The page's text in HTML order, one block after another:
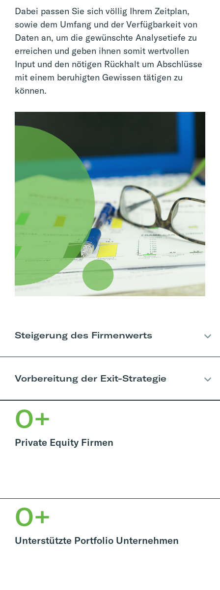
Steigerung des Firmenwerts
Vorbereitung der Exit-Strategie
Dabei passen Sie sich völlig Ihrem Zeitplan,
sowie dem Umfang und der Verfügbarkeit von
Daten an, um die gewünschte Analysetiefe zu
erreichen und geben ihnen somit wertvollen
Input und den nötigen Rückhalt um Abschlüsse
mit einem beruhigten Gewissen tätigen zu
können.
0+
Private Equity Firmen
0+
Unterstützte Portfolio Unternehmen